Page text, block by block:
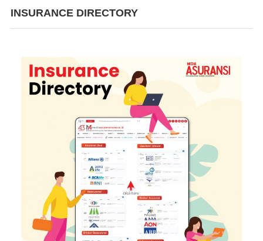
INSURANCE DIRECTORY